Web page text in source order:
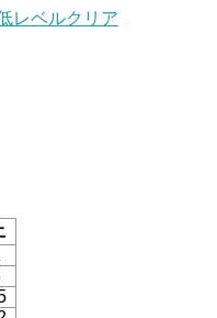
レベルクリア